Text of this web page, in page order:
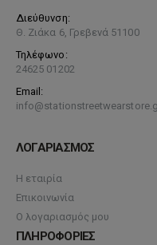
Διεύθυνση:
Θ. Ζιάκα 6, Γρεβενά 51100
Τηλέφωνο:
24625 01202
Email:
ΛΟΓΑΡΙΑΣΜΟΣ
Η εταιρία
Επικοινωνία
Ο λογαριασμός μου
ΠΛΗΡΟΦΟΡΙΕΣ